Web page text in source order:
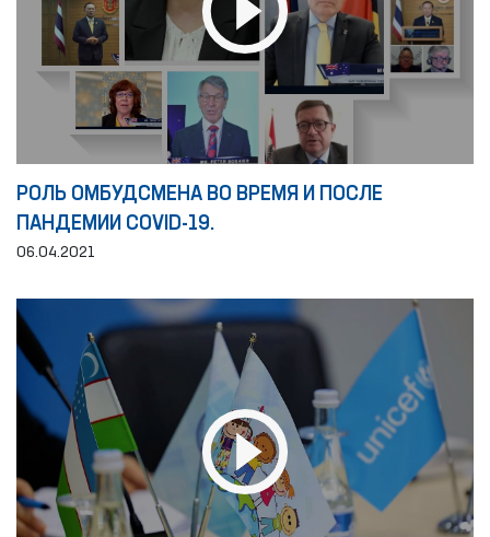
РОЛЬ ОМБУДСМЕНА ВО ВРЕМЯ И ПОСЛЕ
ПАНДЕМИИ COVID-19.
06.04.2021